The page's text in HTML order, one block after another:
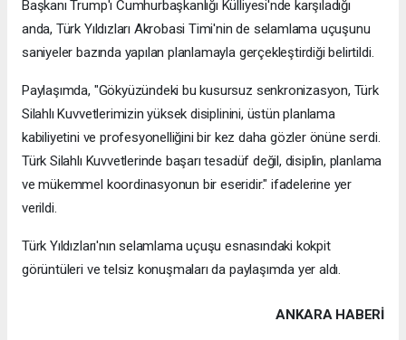
Başkanı Trump'ı Cumhurbaşkanlığı Külliyesi'nde karşıladığı
anda, Türk Yıldızları Akrobasi Timi'nin de selamlama uçuşunu
saniyeler bazında yapılan planlamayla gerçekleştirdiği belirtildi.
Paylaşımda, "Gökyüzündeki bu kusursuz senkronizasyon, Türk
Silahlı Kuvvetlerimizin yüksek disiplinini, üstün planlama
kabiliyetini ve profesyonelliğini bir kez daha gözler önüne serdi.
Türk Silahlı Kuvvetlerinde başarı tesadüf değil, disiplin, planlama
ve mükemmel koordinasyonun bir eseridir." ifadelerine yer
verildi.
Türk Yıldızları'nın selamlama uçuşu esnasındaki kokpit
görüntüleri ve telsiz konuşmaları da paylaşımda yer aldı.
ANKARA HABERİ